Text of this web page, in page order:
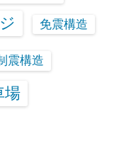
免震構造
震構造
場